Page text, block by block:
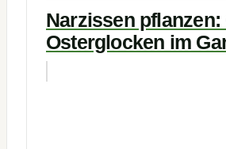
Narzissen pflanzen:
Osterglocken im